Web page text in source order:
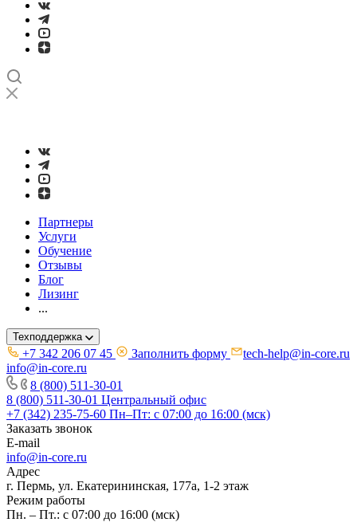
Партнеры
Услуги
Обучение
Отзывы
Блог
Лизинг
...
Техподдержка
+7 342 206 07 45 Заполнить форму
tech-help@in-core.ru
info@in-core.ru
8 (800) 511-30-01
8 (800) 511-30-01 Центральный офис
+7 (342) 235-75-60 Пн–Пт: с 07:00 до 16:00 (мск)
Заказать звонок
E-mail
info@in-core.ru
Адрес
г. Пермь, ул. ​Екатерининская, 177а, ​1-2 этаж
Режим работы
Пн. – Пт.: с 07:00 до 16:00 (мск)